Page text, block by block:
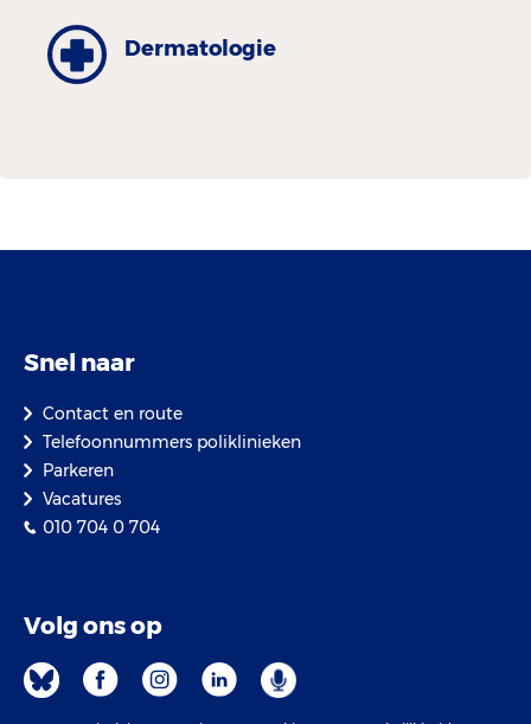
Dermatologie
Snel naar
Contact en route
Telefoonnummers poliklinieken
Parkeren
Vacatures
010 704 0 704
Volg ons op